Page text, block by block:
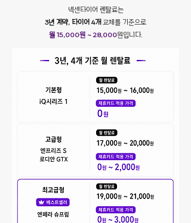
넥센타이어 렌탈료는
3년 계약, 타이어 4개 교체를 기준으로
​월 15,000원 ~ 28,000원입니다.